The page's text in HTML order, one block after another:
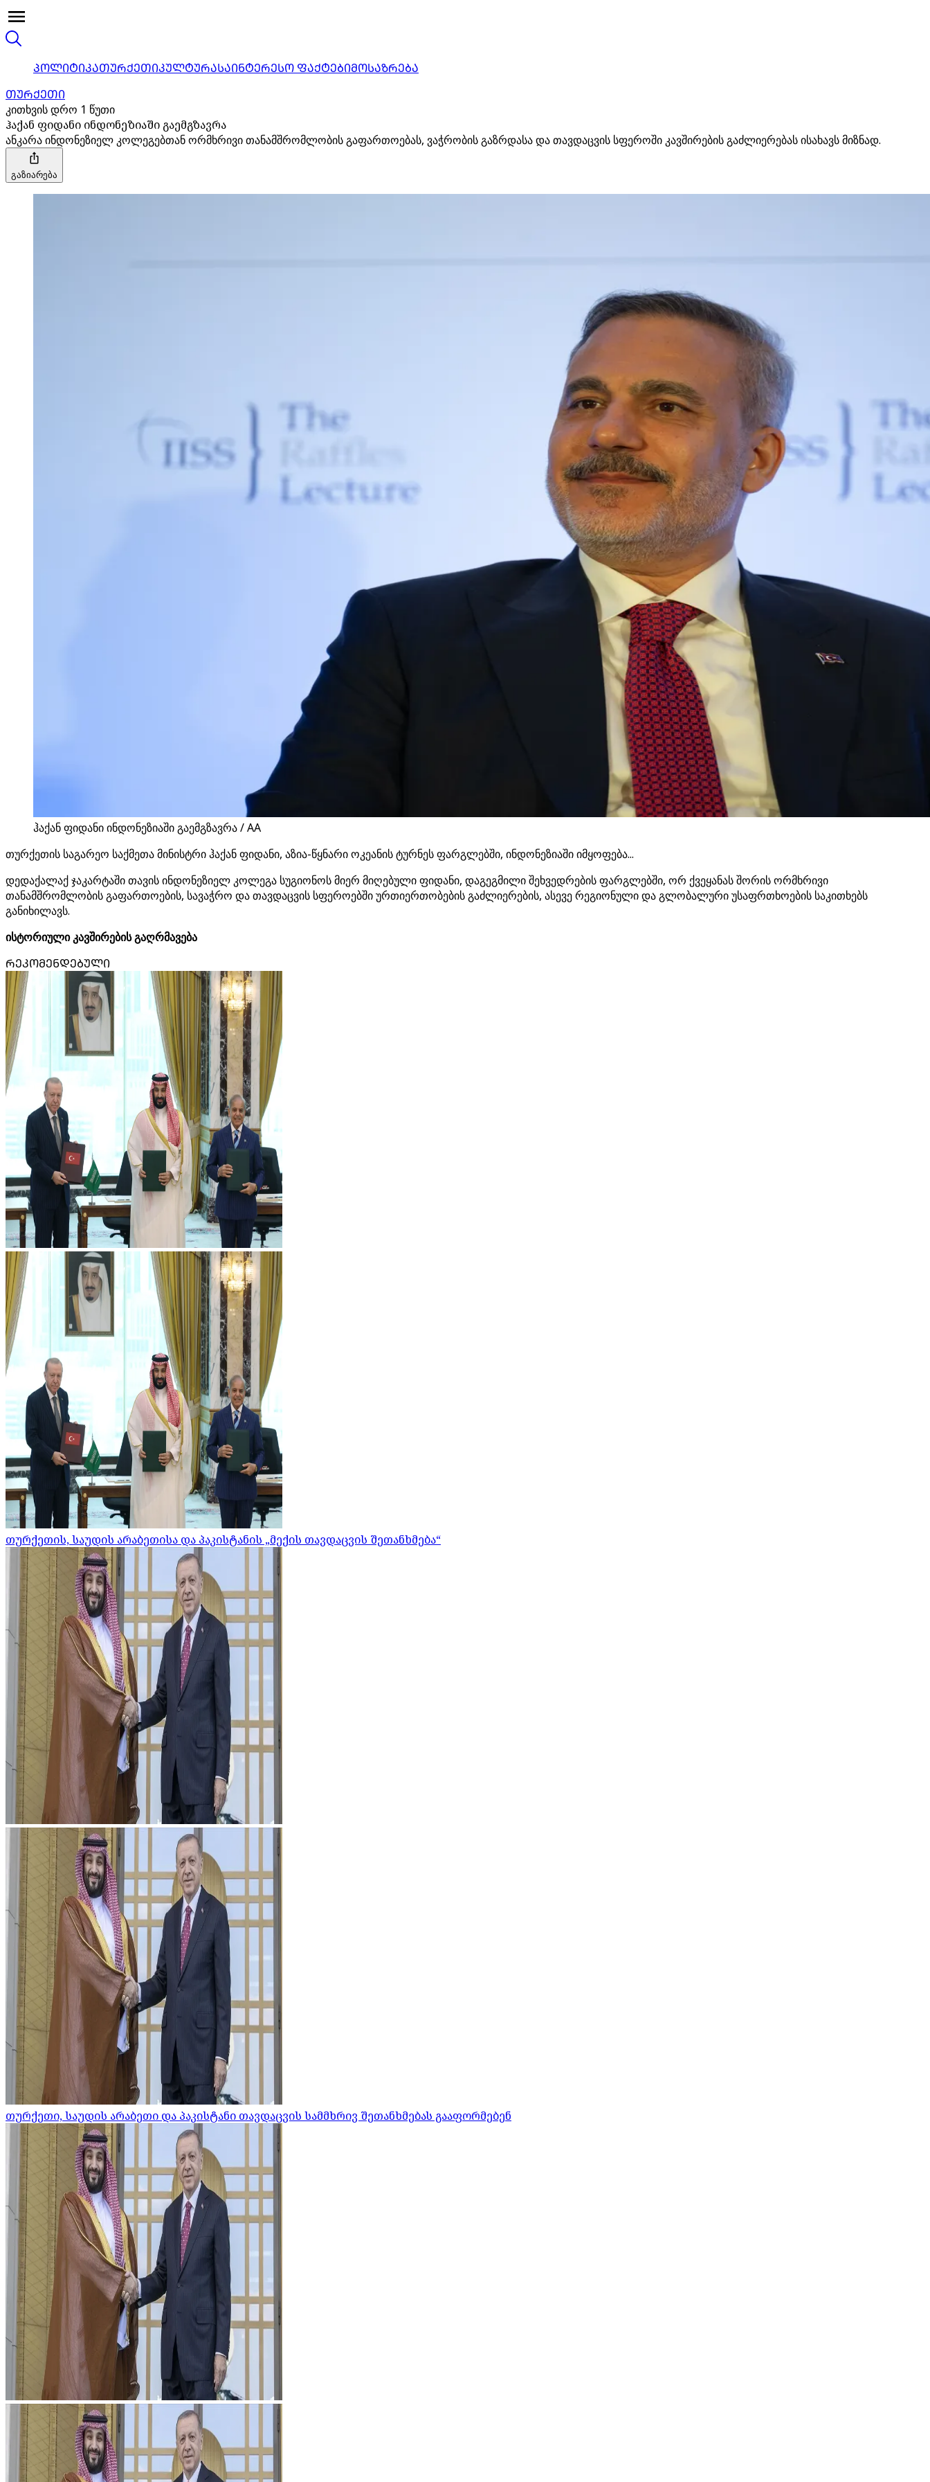
ᲞᲝᲚᲘᲢᲘᲙᲐᲗᲣᲠᲥᲔᲗᲘᲙᲣᲚᲢᲣᲠᲐᲡᲐᲘᲜᲢᲔᲠᲔᲡᲝ ᲤᲐᲥᲢᲔᲑᲘᲛᲝᲡᲐᲖᲠᲔᲑᲐ
ᲗᲣᲠᲥᲔᲗᲘ
კითხვის დრო 1 წუთი
ჰაქან ფიდანი ინდონეზიაში გაემგზავრა
ანკარა ინდონეზიელ კოლეგებთან ორმხრივი თანამშრომლობის გაფართოებას, ვაჭრობის გაზრდასა და თავდაცვის სფეროში კავშირების გაძლიერებას ისახავს მიზნად.
გაზიარება
ჰაქან ფიდანი ინდონეზიაში გაემგზავრა / AA
თურქეთის საგარეო საქმეთა მინისტრი ჰაქან ფიდანი, აზია-წყნარი ოკეანის ტურნეს ფარგლებში, ინდონეზიაში იმყოფება...
დედაქალაქ ჯაკარტაში თავის ინდონეზიელ კოლეგა სუგიონოს მიერ მიღებული ფიდანი, დაგეგმილი შეხვედრების ფარგლებში, ორ ქვეყანას შორის ორმხრივი
თანამშრომლობის გაფართოების, სავაჭრო და თავდაცვის სფეროებში ურთიერთობების გაძლიერების, ასევე რეგიონული და გლობალური უსაფრთხოების საკითხებს
განიხილავს.
ისტორიული კავშირების გაღრმავება
ᲠᲔᲙᲝᲛᲔᲜᲓᲔᲑᲣᲚᲘ
თურქეთის, საუდის არაბეთისა და პაკისტანის „მექის თავდაცვის შეთანხმება“
თურქეთი, საუდის არაბეთი და პაკისტანი თავდაცვის სამმხრივ შეთანხმებას გააფორმებენ